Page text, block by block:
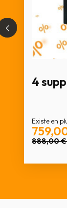
4
Existe en
888,00